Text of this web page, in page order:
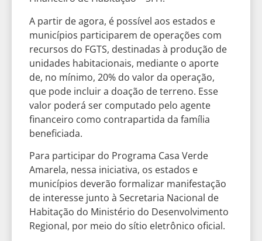
A partir de agora, é possível aos estados e
municípios participarem de operações com
recursos do FGTS, destinadas à produção de
unidades habitacionais, mediante o aporte
de, no mínimo, 20% do valor da operação,
que pode incluir a doação de terreno. Esse
valor poderá ser computado pelo agente
financeiro como contrapartida da família
beneficiada.
Para participar do Programa Casa Verde
Amarela, nessa iniciativa, os estados e
municípios deverão formalizar manifestação
de interesse junto à Secretaria Nacional de
Habitação do Ministério do Desenvolvimento
Regional, por meio do sítio eletrônico oficial.